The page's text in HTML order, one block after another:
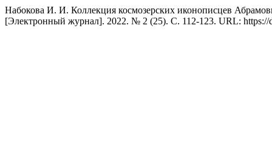
Набокова И. И. Коллекция космозерских иконописцев
[Электронный журнал]. 2022. № 2 (25). С. 112-123. URL: https://